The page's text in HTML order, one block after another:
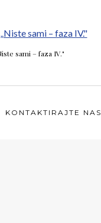
sami – faza IV."
KONTAKTIRAJTE NAS